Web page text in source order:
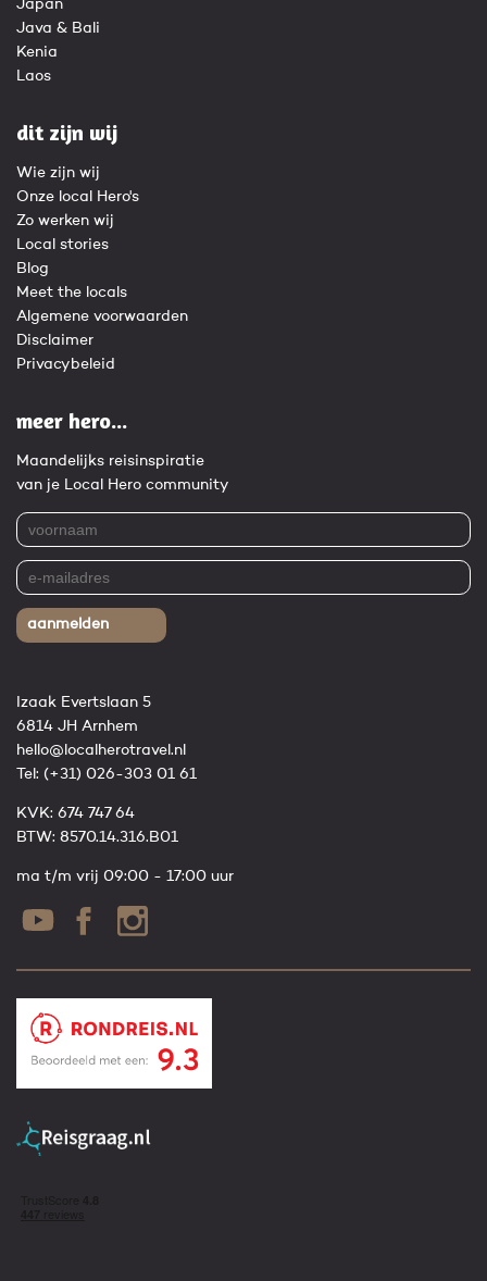
Japan
Java & Bali
Kenia
Laos
dit zijn wij
Wie zijn wij
Onze local Hero's
Zo werken wij
Local stories
Blog
Meet the locals
Algemene voorwaarden
Disclaimer
Privacybeleid
meer hero...
Maandelijks reisinspiratie
van je Local Hero community
aanmelden
Izaak Evertslaan 5
6814 JH Arnhem
hello@localherotravel.nl
Tel: (+31) 026-303 01 61
KVK: 674 747 64
BTW: 8570.14.316.B01
ma t/m vrij 09:00 - 17:00 uur